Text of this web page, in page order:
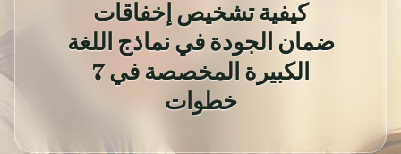
كيفية تشخيص إخفاقات
ضمان الجودة في نماذج اللغة
الكبيرة المخصصة في 7
خطوات